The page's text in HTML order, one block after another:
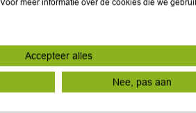
meer informatie over de cookies die we
Accepteer alles
Nee, pas aan